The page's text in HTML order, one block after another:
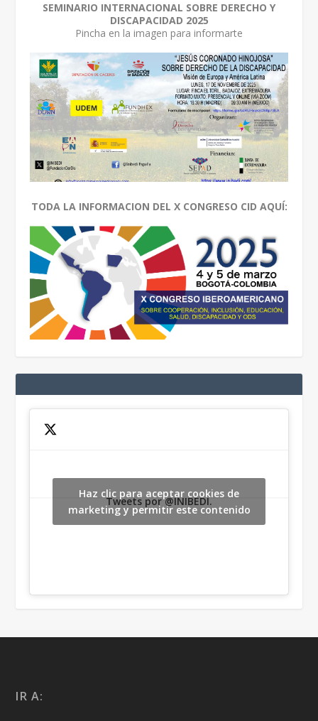
SEMINARIO INTERNACIONAL SOBRE DERECHO Y
DISCAPACIDAD 2025
Pincha en la imagen para informarte
TODA LA INFORMACION DEL X CONGRESO CID AQUÍ:
Tweets por @INIBEDI.
Haz clic para aceptar cookies de
marketing y permitir este contenido
IR A: